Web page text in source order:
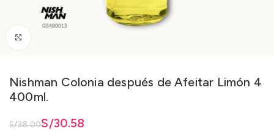
Nishman Colonia después de Afeitar Limón 4
400ml.
S/38.00
era: S/38.00.
S/30.58
es: S/30.58.